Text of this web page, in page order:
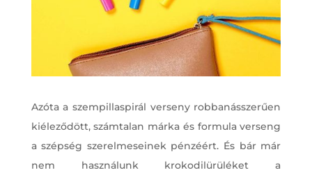
Azóta a szempillaspirál verseny robbanásszerűen
kiéleződött, számtalan márka és formula verseng
a szépség szerelmeseinek pénzéért. És bár már
nem használunk krokodilürüléket a